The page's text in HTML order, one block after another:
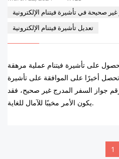
صحيحة في تأشيرة فيتنام الإلكترونية
تعديل تأشيرة فيتنام الإلكترونية
على تأشيرة فيتنام عملية مرهقة
أخيرًا على الموافقة على تأشيرة
رقم جواز السفر المدرج غير صحيح، فقد
يكون الأمر مخيبًا للآمال للغاية.
1